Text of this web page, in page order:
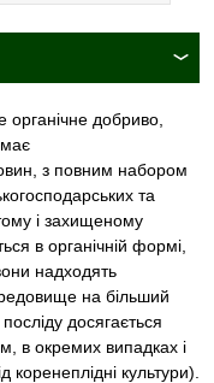
органічне добриво,
має
з повним набором
та
і захищеному
в органічній формі,
надходять
на більший
досягається
в окремих випадках і
культури).